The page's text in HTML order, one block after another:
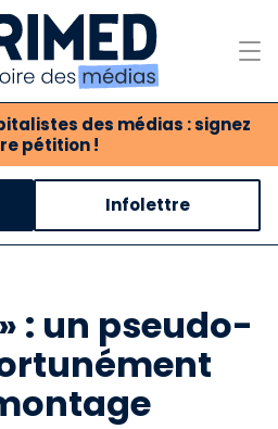
des médias : signez
pétition !
association
des médias
revue
Infolettre
: un pseudo-